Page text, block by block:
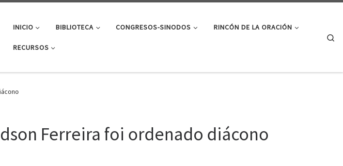
INICIO BIBLIOTECA CONGRESOS-SINODOS RINCÓN DE LA ORACIÓN
RECURSOS
Ferreira foi ordenado diácono